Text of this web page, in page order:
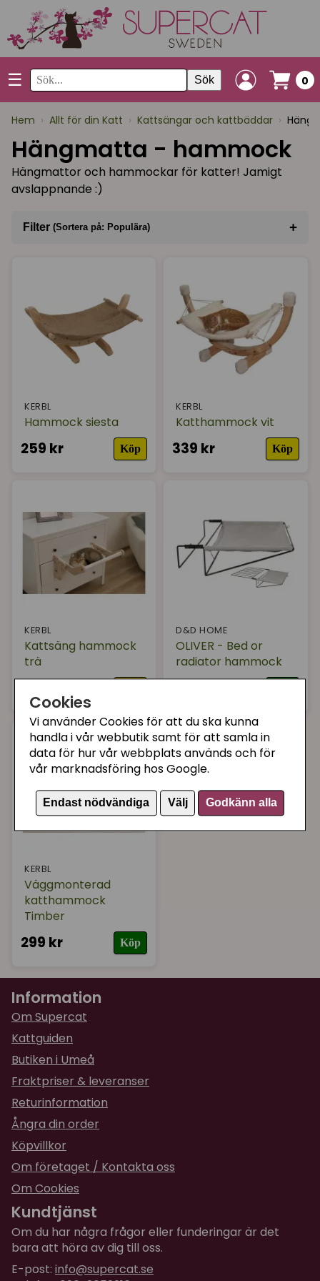
Cookies
Vi använder Cookies för att du ska kunna
handla i vår webbutik samt för att samla in
data för hur vår webbplats används och för
vår marknadsföring hos Google.
Endast nödvändiga Välj Godkänn alla
☰ Sök 0
Hem › Allt för din Katt › Kattsängar och kattbäddar ›
Hängmatta - hammock
Hängmattor och hammockar för katter! Jamigt
avslappnande :)
Filter (Sortera på: Populära) +
I lager
KERBL
Hammock siesta
259 kr Köp
KERBL
Katthammock vit
339 kr Köp
KERBL
Kattsäng hammock
trä
D&D HOME
OLIVER - Bed or
radiator hammock
KERBL
Väggmonterad
katthammock
Timber
299 kr Köp
Information
Om Supercat
Kattguiden
Butiken i Umeå
Fraktpriser & leveranser
Returinformation
Ångra din order
Köpvillkor
Om företaget / Kontakta oss
Om Cookies
Kundtjänst
Om du har några frågor eller funderingar är det
bara att höra av dig till oss.
E-post: info@supercat.se